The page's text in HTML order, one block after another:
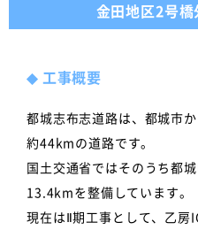
金田地区2号橋
◆工事概要
都城志布志道路は、都城市
約44kmの道路です。
国土交通省ではそのうち都
13.4kmを整備しています。
現在はⅡ期工事として、乙房